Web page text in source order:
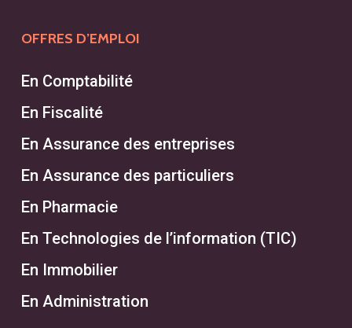
OFFRES D’EMPLOI
En Comptabilité
En Fiscalité
En Assurance des entreprises
En Assurance des particuliers
En Pharmacie
En Technologies de l’information (TIC)
En Immobilier
En Administration